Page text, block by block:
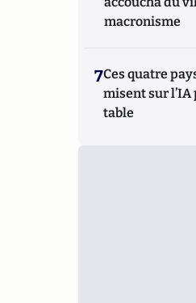
macronisme
7Ces quatre
misent sur
table